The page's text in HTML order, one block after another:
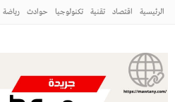
الرئيسية اقتصاد تقنية تكنولوجيا حوادث رياضة